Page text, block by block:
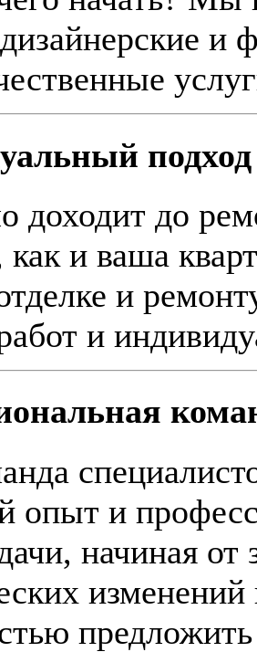
и
подход
доходит до
как и ваша
и
и
опыт и
начиная